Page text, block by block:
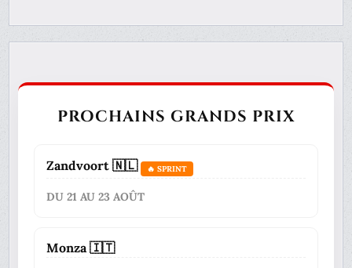
PROCHAINS GRANDS PRIX
Zandvoort 🇳🇱 🔥 SPRINT
DU 21 AU 23 AOÛT
Monza 🇮🇹